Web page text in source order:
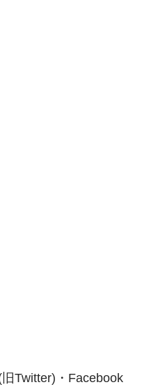
Twitter)・Facebook